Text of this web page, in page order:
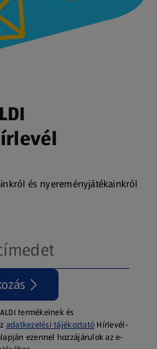
és nyereményjátékainkról
termékeinek és
adatkezelési tájékoztató Hírlevél-
ezennel hozzájárulok az e-